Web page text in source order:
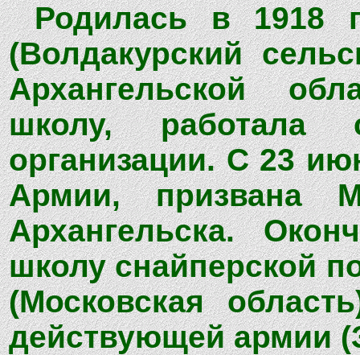
Родилась в 1918
(Волдакурский
Архангельской
школу, работала
организации. С 23
Армии, призвана
Архангельска.
школу снайперской
(Московская
действующей армии